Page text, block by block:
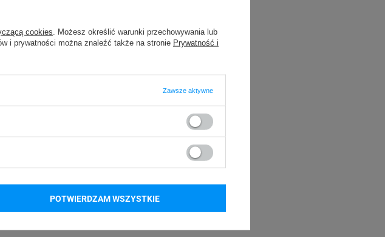
cookies . Możesz określić warunki przechowywania lub
i prywatności można znaleźć także na stronie Prywatność i
Zawsze aktywne
POTWIERDZAM WSZYSTKIE